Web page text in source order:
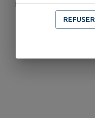
https://cineambul72.fr/
REFUSER